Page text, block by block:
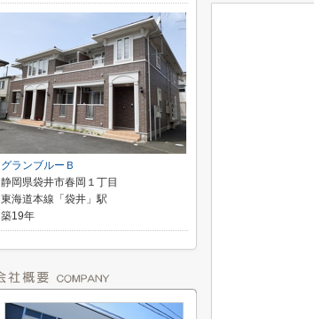
グランブルーＢ
静岡県袋井市春岡１丁目
東海道本線「袋井」駅
築19年